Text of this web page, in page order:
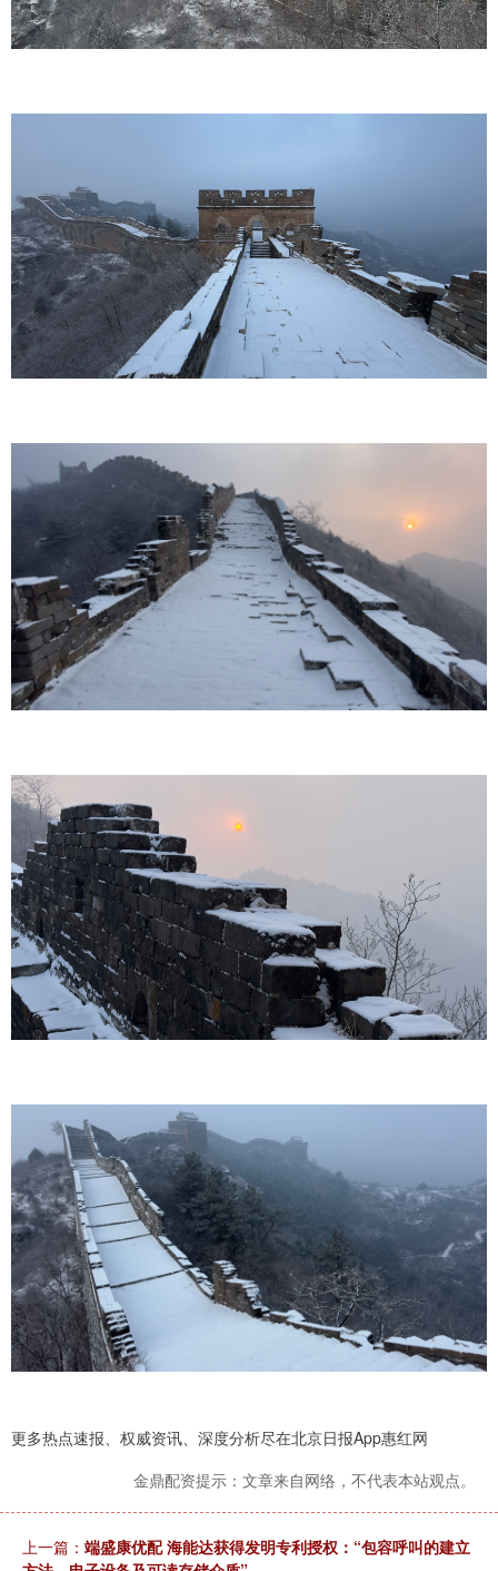
更多热点速报、权威资讯、深度分析尽在北京日报App惠红网
金鼎配资提示：文章来自网络，不代表本站观点。
上一篇： 端盛康优配 海能达获得发明专利授权：“包容呼叫的建立